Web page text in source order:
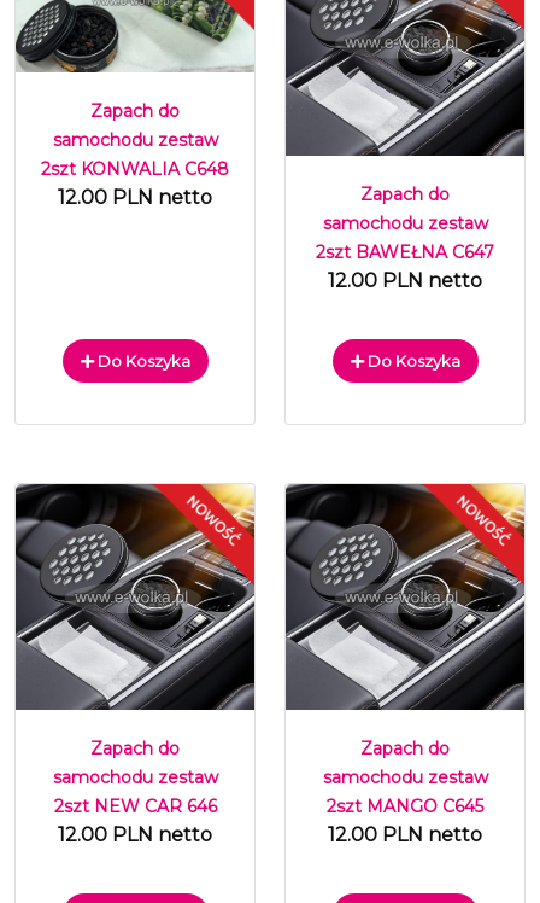
Zapach do
samochodu zestaw
2szt KONWALIA C648
12.00 PLN netto
Do Koszyka
Zapach do
samochodu zestaw
2szt BAWEŁNA C647
12.00 PLN netto
Do Koszyka
Zapach do
samochodu zestaw
2szt NEW CAR 646
12.00 PLN netto
Zapach do
samochodu zestaw
2szt MANGO C645
12.00 PLN netto